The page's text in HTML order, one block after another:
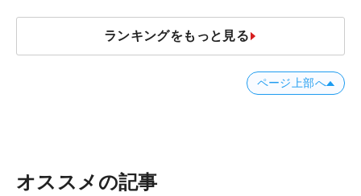
ランキングをもっと見る
ページ上部へ
オススメの記事